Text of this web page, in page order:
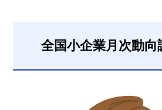
全国小企業月次動向